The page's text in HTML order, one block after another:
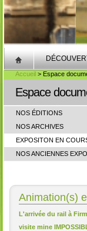
Accueil > Espace
Espace
NOS ÉDITIONS
NOS ARCHIVES
EXPOSITON EN
NOS ANCIENNES
Animation(s)
L'arrivée du rail à
visite mine